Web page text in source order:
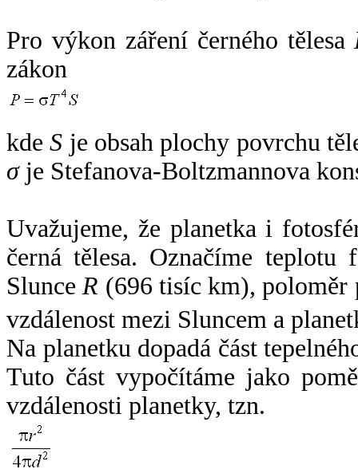
Pro výkon záření černého tělesa
zákon
kdeS je obsah plochy povrchu
σje Stefanova-Boltzmannova
Uvažujeme, že planetka i
černá tělesa. Označíme
SlunceR (696 tisíc km),
vzdálenost mezi Sluncem a
Na planetku dopadá část
Tuto část vypočítáme jako
vzdálenosti planetky, tzn.